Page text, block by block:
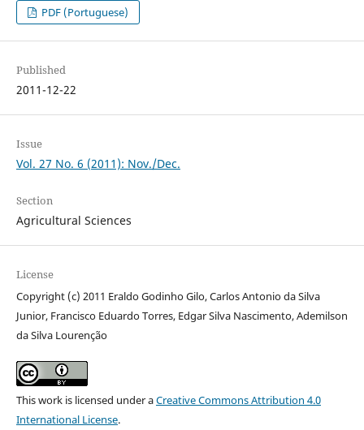
PDF (Portuguese)
Published
2011-12-22
Issue
Vol. 27 No. 6 (2011): Nov./Dec.
Section
Agricultural Sciences
License
Copyright (c) 2011 Eraldo Godinho Gilo, Carlos Antonio da Silva
Junior, Francisco Eduardo Torres, Edgar Silva Nascimento, Ademilson
da Silva Lourenção
This work is licensed under aCreative Commons Attribution 4.0
International License.